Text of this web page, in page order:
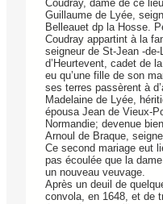
Coudray, dame de ce
Guillaume de Lyée,
Belleauet dp la Hosse.
Coudray appartint à la
seigneur de St-Jean -
d’Heurtevent, cadet de
eu qu’une fille de son
ses terres passèrent à
Madelaine de Lyée,
épousa Jean de Vieux-
Normandie; devenue
Arnoul de Braque,
Ce second mariage eut
pas écoulée que la
un nouveau veuvage.
Après un deuil de
convola, en 1648, et de